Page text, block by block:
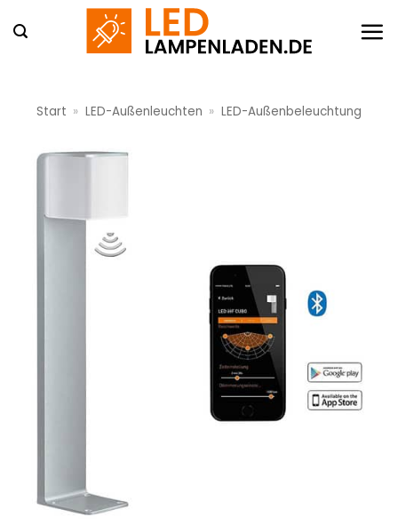
Inhalt
Start » LED-Außenleuchten » LED-Außenbeleuchtung